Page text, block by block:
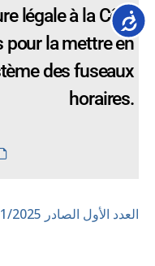
légale à la Côte
pour la mettre en
des fuseaux
horaires.
العدد الأول الصادر 15/01/2025